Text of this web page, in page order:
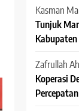
Kasman
Tunjuk
Kabupaten
Zafrullah
Koperasi